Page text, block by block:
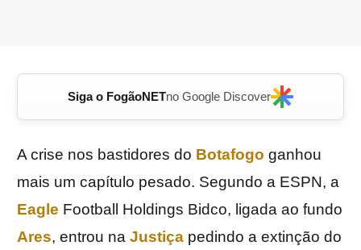
Siga o FogãoNETno Google Discover
A crise nos bastidores do Botafogo ganhou
mais um capítulo pesado. Segundo a ESPN, a
Eagle Football Holdings Bidco, ligada ao fundo
Ares, entrou na Justiça pedindo a extinção do